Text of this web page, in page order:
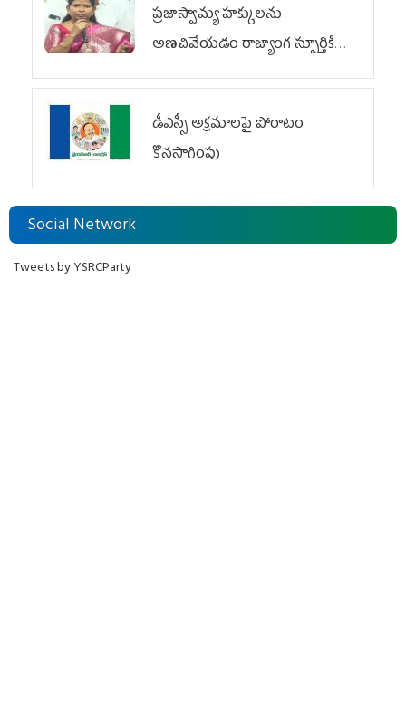
ప్రజాస్వామ్య హక్కులను
అణచివేయడం రాజ్యాంగ స్ఫూర్తికి
విరుద్ధం
డీఎస్సీ అక్రమాలపై పోరాటం
కొనసాగింపు
Social Network
Tweets by YSRCParty